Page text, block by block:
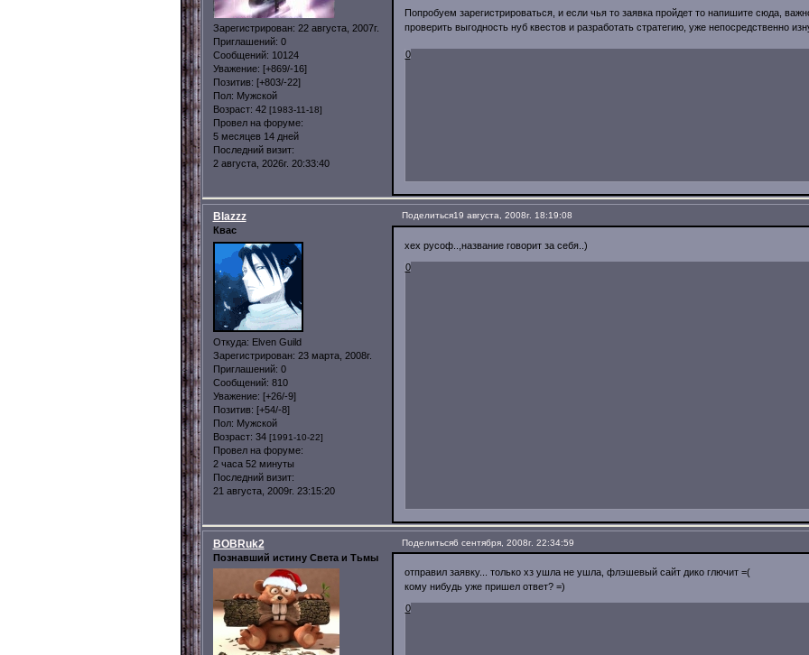
Зарегистрирован: 22 августа, 2007г.
Приглашений: 0
Сообщений: 10124
Уважение: [+869/-16]
Позитив: [+803/-22]
Пол: Мужской
Возраст: 42 [1983-11-18]
Провел на форуме:
5 месяцев 14 дней
Последний визит:
2 августа, 2026г. 20:33:40
Попробуем зарегистрироваться, и если чья то заявка пройдет то напишите сюда,
проверить выгодность нуб квестов и разработать стратегию, уже непосредственно
0
Поделиться19 августа, 2008г. 18:19:08
Blazzz
Квас
Откуда: Elven Guild
Зарегистрирован: 23 марта, 2008г.
Приглашений: 0
Сообщений: 810
Уважение: [+26/-9]
Позитив: [+54/-8]
Пол: Мужской
Возраст: 34 [1991-10-22]
Провел на форуме:
2 часа 52 минуты
Последний визит:
21 августа, 2009г. 23:15:20
хех русоф..,название говорит за себя..)
0
Поделиться6 сентября, 2008г. 22:34:59
BOBRuk2
Познавший истину Света и Тьмы
отправил заявку... только хз ушла не ушла, флэшевый сайт дико глючит =(
кому нибудь уже пришел ответ? =)
0